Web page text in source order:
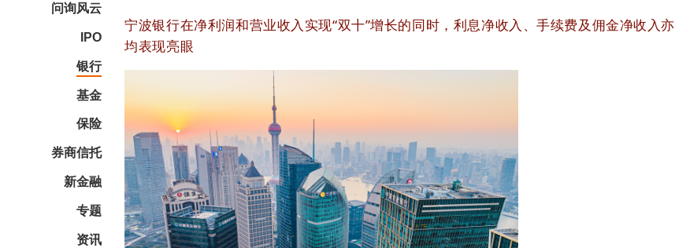
问询风云
IPO
银行
基金
保险
券商信托
新金融
专题
资讯
宁波银行在净利润和营业收入实现“双十”增长的同时，利息净收入、手续费及佣金净收入亦
均表现亮眼